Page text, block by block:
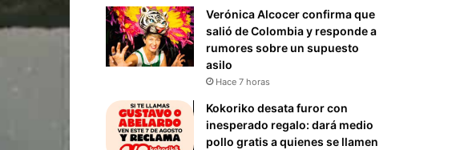
Verónica Alcocer confirma que
salió de Colombia y responde a
rumores sobre un supuesto
asilo
Hace 7 horas
Kokoriko desata furor con
inesperado regalo: dará medio
pollo gratis a quienes se llamen